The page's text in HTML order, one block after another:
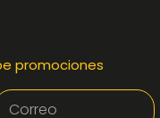
promociones